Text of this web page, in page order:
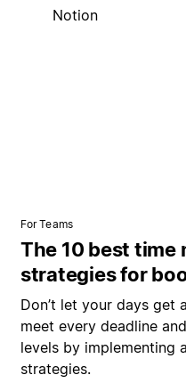
Notion
For Teams
The 10 best time
strategies for
Don’t let your days get
meet every deadline
levels by implementing
strategies.